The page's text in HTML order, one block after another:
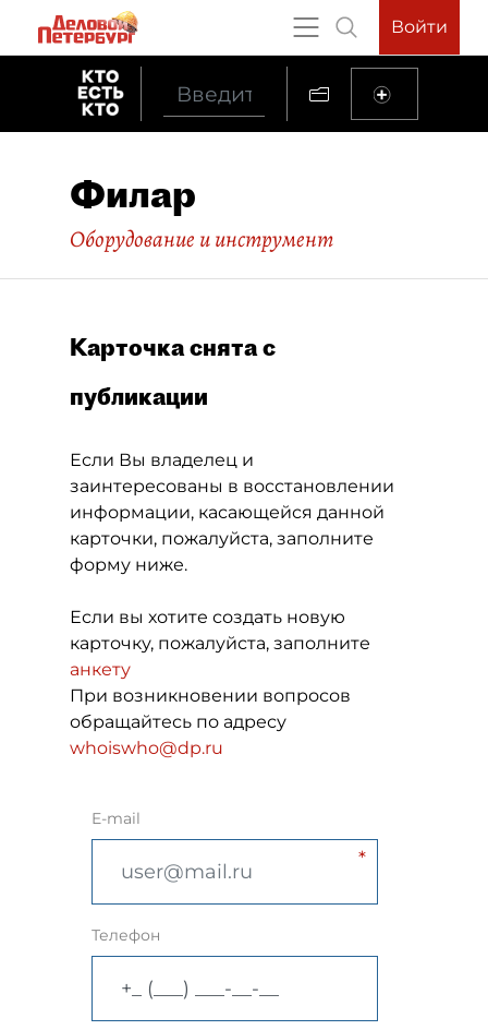
Войти
Филар
Оборудование и инструмент
Карточка снята с
публикации
Если Вы владелец и
заинтересованы в восстановлении
информации, касающейся данной
карточки, пожалуйста, заполните
форму ниже.
Если вы хотите создать новую
карточку, пожалуйста, заполните
анкету
При возникновении вопросов
обращайтесь по адресу
whoiswho@dp.ru
E-mail
Телефон